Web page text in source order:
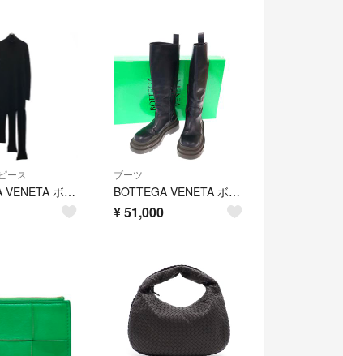
ース
BOTTEGA VENETA ボッテガヴェネタ アシンメトリー リブニットドレスワンピース 664144 V0Z90 ブラック S
ブーツ
BOTTEGA VENETA ボッテガヴェネタ ロング タイヤブーツ ブラック 38
¥51,000